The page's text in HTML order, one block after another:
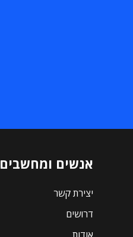
אנשים ומחשבים
יצירת קשר
דרושים